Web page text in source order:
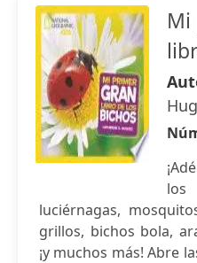
luciérnagas,
grillos, bichos bola,
¡y muchos más! Abre